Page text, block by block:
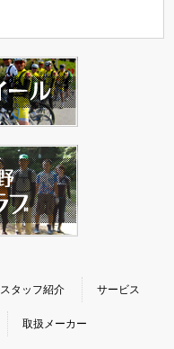
スタッフ紹介 サービス
取扱メーカー